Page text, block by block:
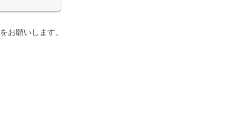
をお願いします。